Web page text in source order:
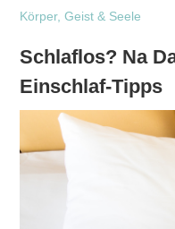
Körper, Geist & Seele
Schlaflos? Na
Einschlaf-Tipps